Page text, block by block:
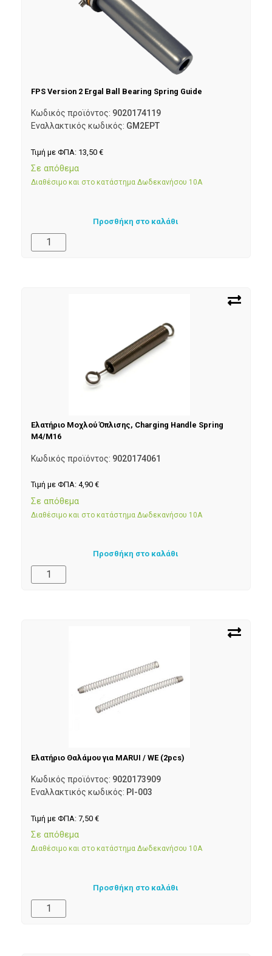
FPS Version 2 Ergal Ball Bearing Spring Guide
Κωδικός προϊόντος: 9020174119
Εναλλακτικός κωδικός: GM2EPT
Τιμή με ΦΠΑ: 13,50 €
Σε απόθεμα
Διαθέσιμο και στο κατάστημα Δωδεκανήσου 10Α
Προσθήκη στο καλάθι
Ελατήριο Μοχλού Όπλισης, Charging Handle Spring
M4/M16
Κωδικός προϊόντος: 9020174061
Τιμή με ΦΠΑ: 4,90 €
Σε απόθεμα
Διαθέσιμο και στο κατάστημα Δωδεκανήσου 10Α
Προσθήκη στο καλάθι
Ελατήριο Θαλάμου για MARUI / WE (2pcs)
Κωδικός προϊόντος: 9020173909
Εναλλακτικός κωδικός: PI-003
Τιμή με ΦΠΑ: 7,50 €
Σε απόθεμα
Διαθέσιμο και στο κατάστημα Δωδεκανήσου 10Α
Προσθήκη στο καλάθι